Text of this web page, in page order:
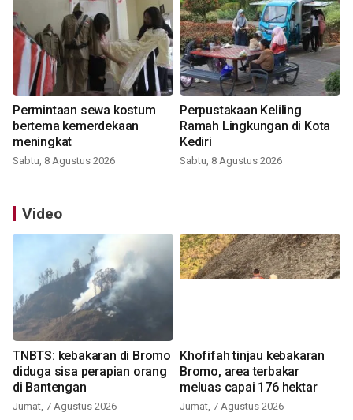
Permintaan sewa kostum
bertema kemerdekaan
meningkat
Sabtu, 8 Agustus 2026
Perpustakaan Keliling
Ramah Lingkungan di Kota
Kediri
Sabtu, 8 Agustus 2026
Video
TNBTS: kebakaran di Bromo
diduga sisa perapian orang
di Bantengan
Jumat, 7 Agustus 2026
Khofifah tinjau kebakaran
Bromo, area terbakar
meluas capai 176 hektar
Jumat, 7 Agustus 2026